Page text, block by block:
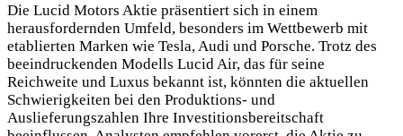
Die Lucid Motors Aktie präsentiert sich in einem
herausfordernden Umfeld, besonders im Wettbewerb mit
etablierten Marken wie Tesla, Audi und Porsche. Trotz des
beeindruckenden Modells Lucid Air, das für seine
Reichweite und Luxus bekannt ist, könnten die aktuellen
Schwierigkeiten bei den Produktions- und
Auslieferungszahlen Ihre Investitionsbereitschaft